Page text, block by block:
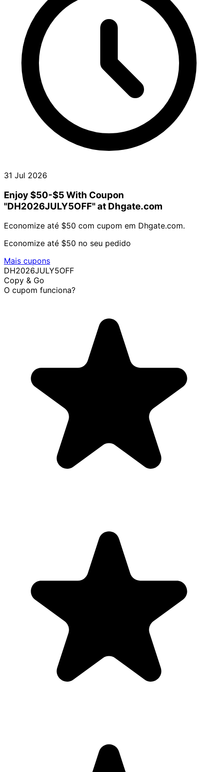
31 Jul 2026
Enjoy $50-$5 With Coupon
"DH2026JULY5OFF" at Dhgate.com
Economize até $50 com cupom em Dhgate.com.
Economize até $50 no seu pedido
Mais cupons
DH2026JULY5OFF
Copy & Go
O cupom funciona?